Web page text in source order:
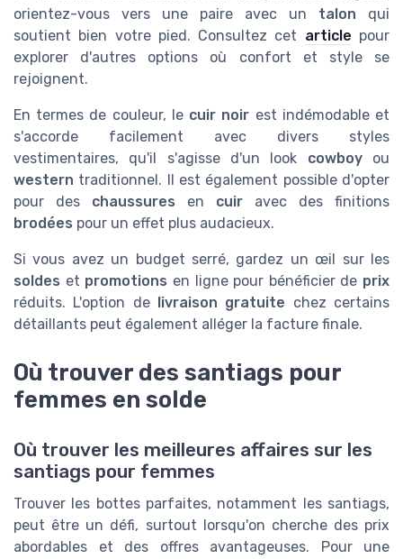
orientez-vous vers une paire avec un talon qui
soutient bien votre pied. Consultez cet article pour
explorer d'autres options où confort et style se
rejoignent.
En termes de couleur, le cuir noir est indémodable et
s'accorde facilement avec divers styles
vestimentaires, qu'il s'agisse d'un look cowboyou
western traditionnel. Il est également possible d'opter
pour des chaussures en cuir avec des finitions
brodées pour un effet plus audacieux.
Si vous avez un budget serré, gardez un œil sur les
soldes et promotions en ligne pour bénéficier de prix
réduits. L'option de livraison gratuite chez certains
détaillants peut également alléger la facture finale.
Où trouver des santiags pour
femmes en solde
Où trouver les meilleures affaires sur les
santiags pour femmes
Trouver les bottes parfaites, notamment les santiags,
peut être un défi, surtout lorsqu'on cherche des prix
abordables et des offres avantageuses. Pour une